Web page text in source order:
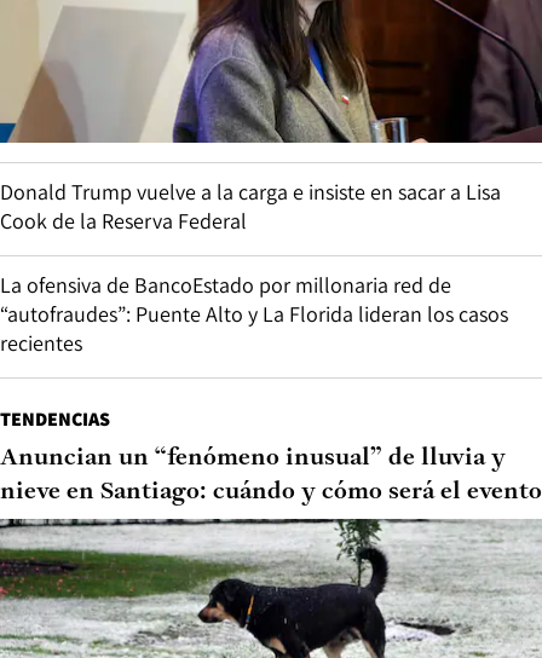
Donald Trump vuelve a la carga e insiste en sacar a Lisa
Cook de la Reserva Federal
La ofensiva de BancoEstado por millonaria red de
“autofraudes”: Puente Alto y La Florida lideran los casos
recientes
TENDENCIAS
Anuncian un “fenómeno inusual” de lluvia y
nieve en Santiago: cuándo y cómo será el evento